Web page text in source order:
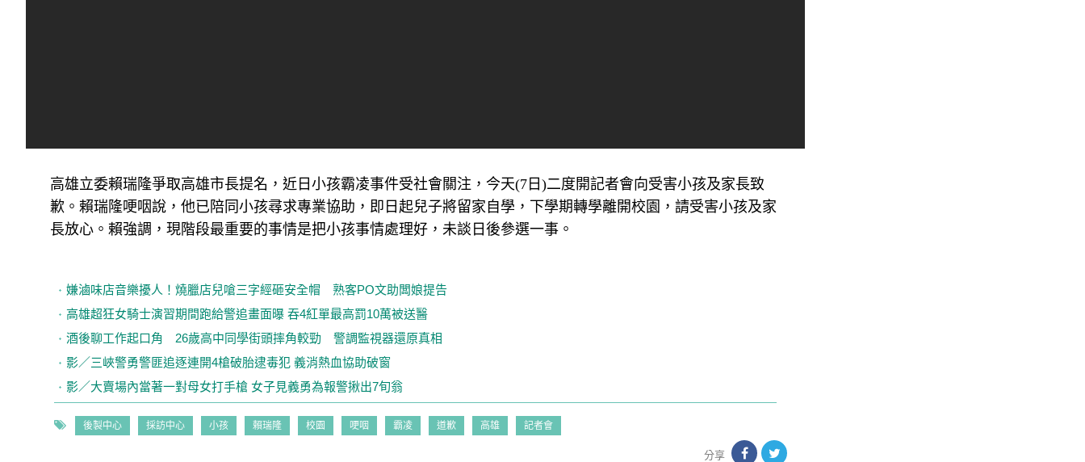
高雄立委賴瑞隆爭取高雄市長提名，近日小孩霸凌事件受社會關注，今天(7日)二度開記者會向受害小孩及家長致
歉。賴瑞隆哽咽說，他已陪同小孩尋求專業協助，即日起兒子將留家自學，下學期轉學離開校園，請受害小孩及家
長放心。賴強調，現階段最重要的事情是把小孩事情處理好，未談日後參選一事。
嫌滷味店音樂擾人！燒臘店兒嗆三字經砸安全帽 熟客PO文助闆娘提告
高雄超狂女騎士演習期間跑給警追畫面曝 吞4紅單最高罰10萬被送醫
酒後聊工作起口角 26歲高中同學街頭摔角較勁 警調監視器還原真相
影／三峽警勇警匪追逐連開4槍破胎逮毒犯 義消熱血協助破窗
影／大賣場內當著一對母女打手槍 女子見義勇為報警揪出7旬翁
後製中心 採訪中心 小孩 賴瑞隆 校園 哽咽 霸凌 道歉 高雄 記者會
分享